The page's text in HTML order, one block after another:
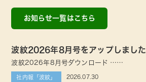
お知らせ一覧はこちら
波紋2026年8月号をアップしました
波紋2026年8月号ダウンロード ……
社内報「波紋」 2026.07.30